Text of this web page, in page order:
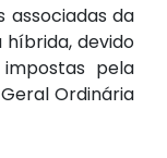
associadas da
híbrida, devido
pela
Ordinária